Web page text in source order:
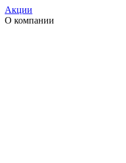
Акции
О компании